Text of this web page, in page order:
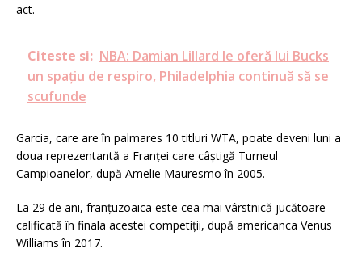
act.
Citeste si: NBA: Damian Lillard le oferă lui Bucks
un spațiu de respiro, Philadelphia continuă să se
scufunde
Garcia, care are în palmares 10 titluri WTA, poate deveni luni a
doua reprezentantă a Franţei care câştigă Turneul
Campioanelor, după Amelie Mauresmo în 2005.
La 29 de ani, franţuzoaica este cea mai vârstnică jucătoare
calificată în finala acestei competiţii, după americanca Venus
Williams în 2017.